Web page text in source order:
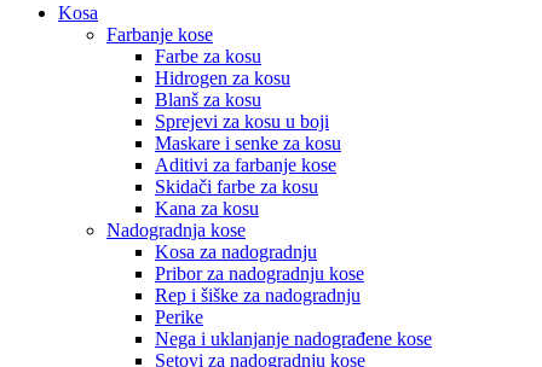
Kosa
Farbanje kose
Farbe za kosu
Hidrogen za kosu
Blanš za kosu
Sprejevi za kosu u boji
Maskare i senke za kosu
Aditivi za farbanje kose
Skidači farbe za kosu
Kana za kosu
Nadogradnja kose
Kosa za nadogradnju
Pribor za nadogradnju kose
Rep i šiške za nadogradnju
Perike
Nega i uklanjanje nadograđene kose
Setovi za nadogradnju kose